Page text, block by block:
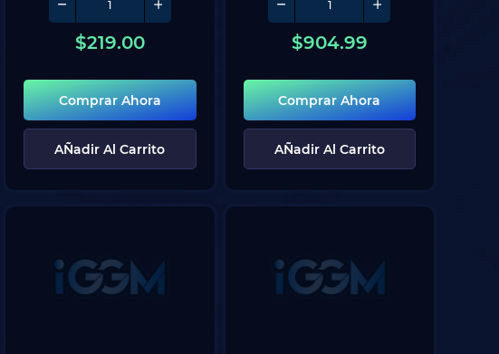
$219.00
Comprar Ahora
AÑadir Al Carrito
$904.99
Comprar Ahora
AÑadir Al Carrito